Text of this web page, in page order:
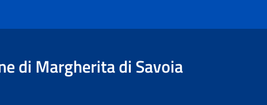
di Margherita di Savoia